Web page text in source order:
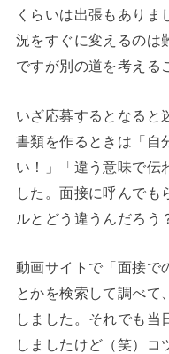
くらいは出張もありま
況をすぐに変えるのは
ですが別の道を考える
いざ応募するとなると
書類を作るときは「自
い！」「違う意味で伝
した。面接に呼んでも
ルとどう違うんだろう
動画サイトで「面接で
とかを検索して調べて
しました。それでも当
しましたけど（笑）コ